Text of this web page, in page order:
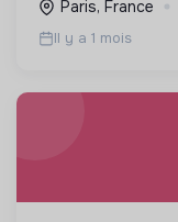
Paris, France
Il y a 1 mois